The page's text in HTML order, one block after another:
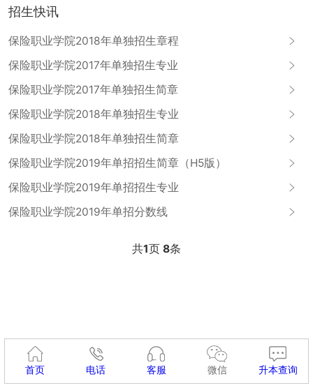
招生快讯
保险职业学院2018年单独招生章程
保险职业学院2017年单独招生专业
保险职业学院2017年单独招生简章
保险职业学院2018年单独招生专业
保险职业学院2018年单独招生简章
保险职业学院2019年单招招生简章（H5版）
保险职业学院2019年单招招生专业
保险职业学院2019年单招分数线
共1页 8条
首页 电话 客服 微信 升本查询